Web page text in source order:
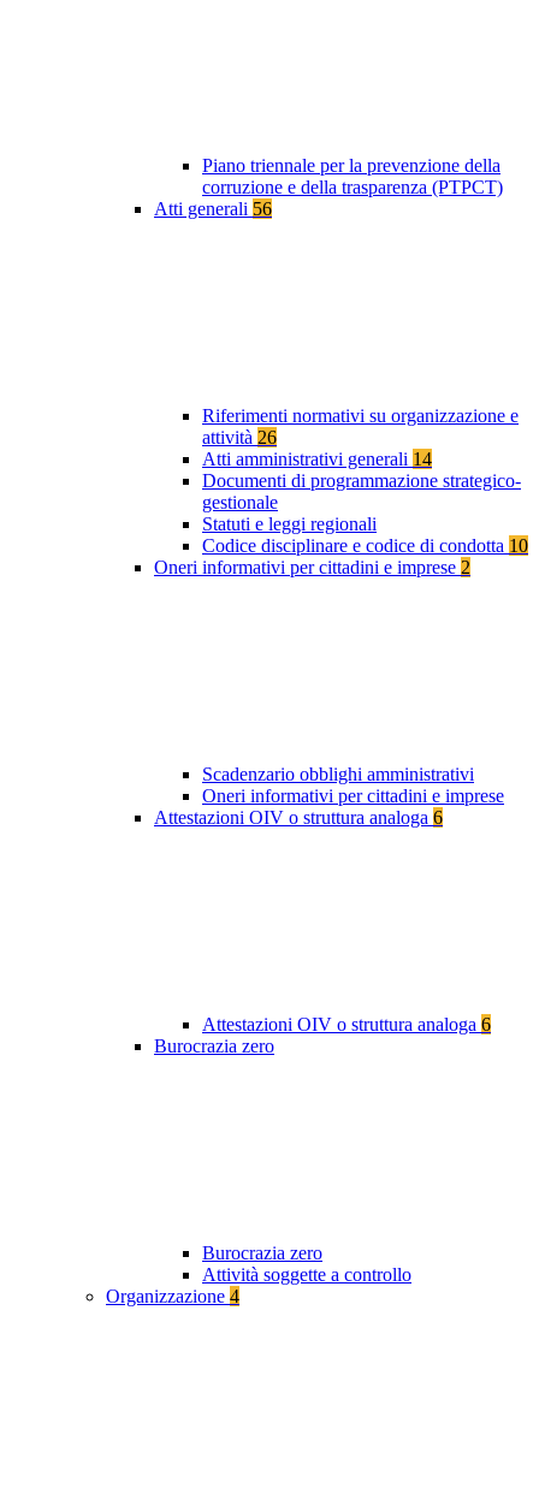
Piano triennale per la prevenzione della
corruzione e della trasparenza (PTPCT)
Atti generali 56
Riferimenti normativi su organizzazione e
attività 26
Atti amministrativi generali 14
Documenti di programmazione strategico-
gestionale
Statuti e leggi regionali
Codice disciplinare e codice di condotta 10
Oneri informativi per cittadini e imprese 2
Scadenzario obblighi amministrativi
Oneri informativi per cittadini e imprese
Attestazioni OIV o struttura analoga 6
Attestazioni OIV o struttura analoga 6
Burocrazia zero
Burocrazia zero
Attività soggette a controllo
Organizzazione 4